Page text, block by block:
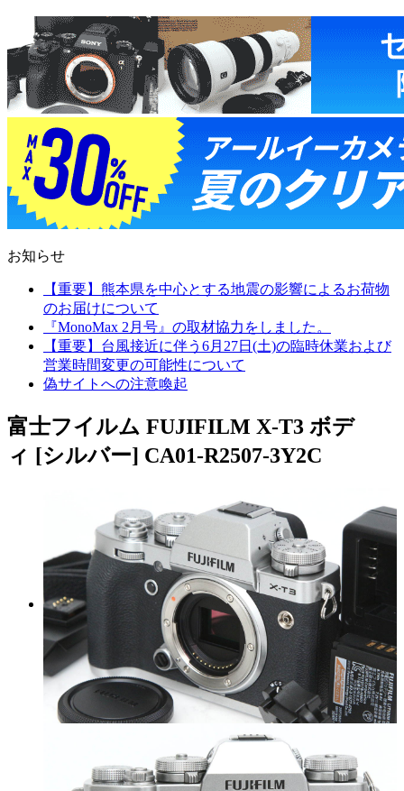
お知らせ
【重要】熊本県を中心とする地震の影響によるお荷物
のお届けについて
『MonoMax 2月号』の取材協力をしました。
【重要】台風接近に伴う6月27日(土)の臨時休業および
営業時間変更の可能性について
偽サイトへの注意喚起
富士フイルム FUJIFILM X-T3 ボデ
ィ [シルバー] CA01-R2507-3Y2C